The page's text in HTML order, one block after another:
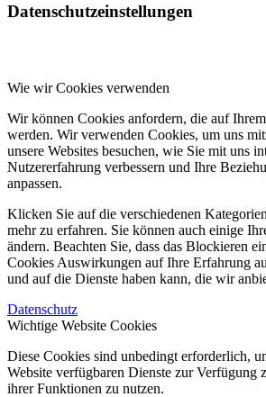
Datenschutzeinstellungen
Wie wir Cookies verwenden
Wir können Cookies anfordern, die auf
werden. Wir verwenden Cookies, um uns
unsere Websites besuchen, wie Sie mit uns
Nutzererfahrung verbessern und Ihre
anpassen.
Klicken Sie auf die verschiedenen
mehr zu erfahren. Sie können auch einige
ändern. Beachten Sie, dass das Blockieren
Cookies Auswirkungen auf Ihre Erfahrung
und auf die Dienste haben kann, die wir
Datenschutz
Wichtige Website Cookies
Diese Cookies sind unbedingt erforderlich,
Website verfügbaren Dienste zur Verfügung
ihrer Funktionen zu nutzen.